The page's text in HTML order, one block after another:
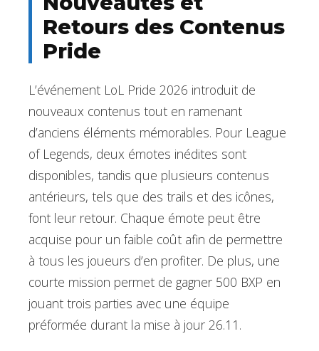
Retours des Contenus
Pride
L’événement LoL Pride 2026 introduit de
nouveaux contenus tout en ramenant
d’anciens éléments mémorables. Pour League
of Legends, deux émotes inédites sont
disponibles, tandis que plusieurs contenus
antérieurs, tels que des trails et des icônes,
font leur retour. Chaque émote peut être
acquise pour un faible coût afin de permettre
à tous les joueurs d’en profiter. De plus, une
courte mission permet de gagner 500 BXP en
jouant trois parties avec une équipe
préformée durant la mise à jour 26.11.